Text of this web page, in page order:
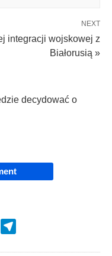
NEXT
integracji wojskowej z
Białorusią »
decydować o